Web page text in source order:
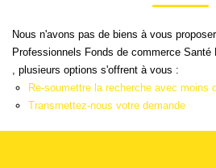
LOCAUX &
PARTENAIRE
Nous n'avons pas de biens à vous
Professionnels Fonds de commerce
, plusieurs options s'offrent à vous :
Re-soumettre la recherche avec moins
Transmettez-nous votre demande